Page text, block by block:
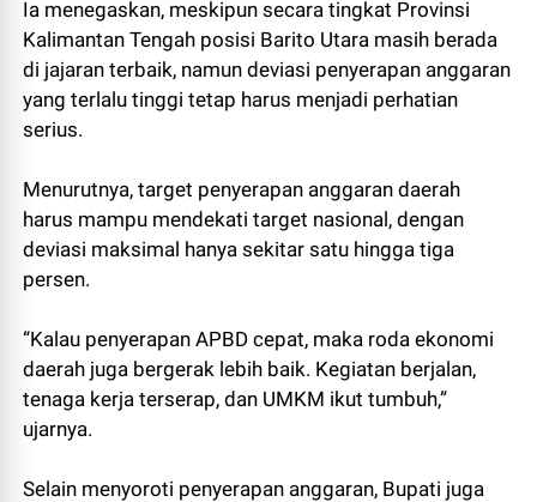
Ia menegaskan, meskipun secara tingkat Provinsi
Kalimantan Tengah posisi Barito Utara masih berada
di jajaran terbaik, namun deviasi penyerapan anggaran
yang terlalu tinggi tetap harus menjadi perhatian
serius.
Menurutnya, target penyerapan anggaran daerah
harus mampu mendekati target nasional, dengan
deviasi maksimal hanya sekitar satu hingga tiga
persen.
“Kalau penyerapan APBD cepat, maka roda ekonomi
daerah juga bergerak lebih baik. Kegiatan berjalan,
tenaga kerja terserap, dan UMKM ikut tumbuh,”
ujarnya.
Selain menyoroti penyerapan anggaran, Bupati juga